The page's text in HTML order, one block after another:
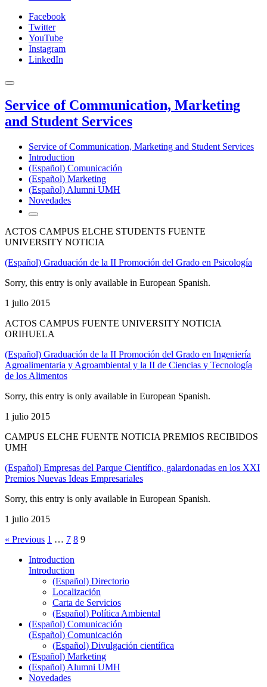
Facebook
Twitter
YouTube
Instagram
LinkedIn
Service of Communication, Marketing
and Student Services
Service of Communication, Marketing and Student Services
Introduction
(Español) Comunicación
(Español) Marketing
(Español) Alumni UMH
Novedades
ACTOS CAMPUS ELCHE STUDENTS FUENTE
UNIVERSITY NOTICIA
(Español) Graduación de la II Promoción del Grado en Psicología
Sorry, this entry is only available in European Spanish.
1 julio 2015
ACTOS CAMPUS FUENTE UNIVERSITY NOTICIA
ORIHUELA
(Español) Graduación de la II Promoción del Grado en Ingeniería
Agroalimentaria y Agroambiental y la II de Ciencias y Tecnología
de los Alimentos
Sorry, this entry is only available in European Spanish.
1 julio 2015
CAMPUS ELCHE FUENTE NOTICIA PREMIOS RECIBIDOS
UMH
(Español) Empresas del Parque Científico, galardonadas en los XXI
Premios Nuevas Ideas Empresariales
Sorry, this entry is only available in European Spanish.
1 julio 2015
« Previous 1 … 7 8 9
Introduction
Introduction
(Español) Directorio
Localización
Carta de Servicios
(Español) Política Ambiental
(Español) Comunicación
(Español) Comunicación
(Español) Divulgación científica
(Español) Marketing
(Español) Alumni UMH
Novedades